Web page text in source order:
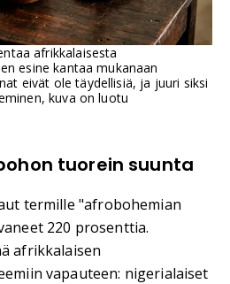
afrikkalaisesta
esine kantaa mukanaan
eivät ole täydellisiä, ja juuri siksi
kuva on luotu
tuorein suunta
termille "afrobohemian
220 prosenttia.
afrikkalaisen
vapauteen: nigerialaiset